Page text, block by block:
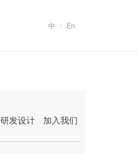
中 En
研发设计 加入我们